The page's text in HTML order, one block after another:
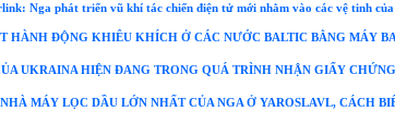
Nga phát triển vũ khí tác chiến điện tử mới nhằm vào các vệ tinh
HÀNH ĐỘNG KHIÊU KHÍCH Ở CÁC NƯỚC BALTIC BẰNG MÁY
UKRAINA HIỆN ĐANG TRONG QUÁ TRÌNH NHẬN GIẤY
MÁY LỌC DẦU LỚN NHẤT CỦA NGA Ở YAROSLAVL, CÁCH